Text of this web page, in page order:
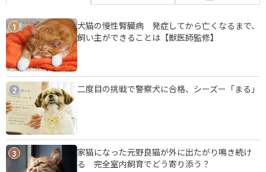
1
犬猫の慢性腎臓病 発症してから亡くなるまで、
飼い主ができることは【獣医師監修】
2 二度目の挑戦で警察犬に合格、シーズー「まる」
3
家猫になった元野良猫が外に出たがり鳴き続け
る 完全室内飼育でどう寄り添う？